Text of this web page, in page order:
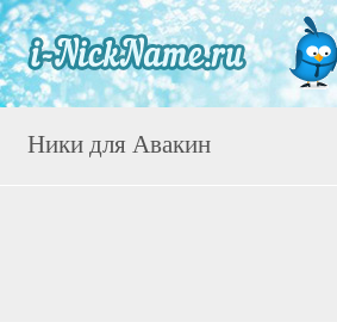
Ники для Авакин